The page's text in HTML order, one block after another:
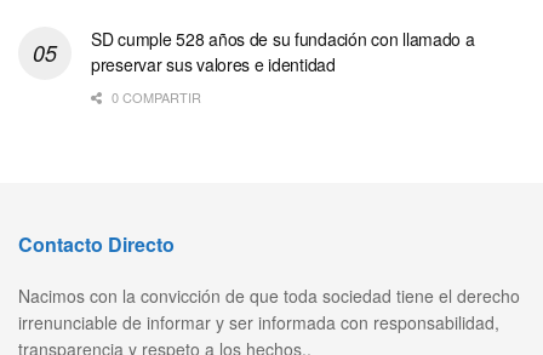
SD cumple 528 años de su fundación con llamado a
preservar sus valores e identidad
0 COMPARTIR
Contacto Directo
Nacimos con la convicción de que toda sociedad tiene el derecho
irrenunciable de informar y ser informada con responsabilidad,
transparencia y respeto a los hechos..